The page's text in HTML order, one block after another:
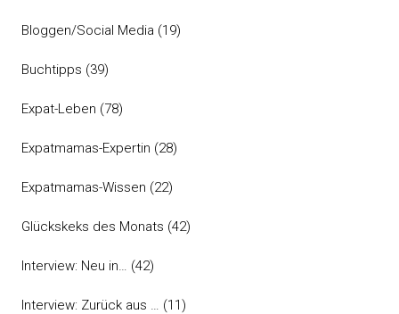
Bloggen/Social Media (19)
Buchtipps (39)
Expat-Leben (78)
Expatmamas-Expertin (28)
Expatmamas-Wissen (22)
Glückskeks des Monats (42)
Interview: Neu in… (42)
Interview: Zurück aus … (11)